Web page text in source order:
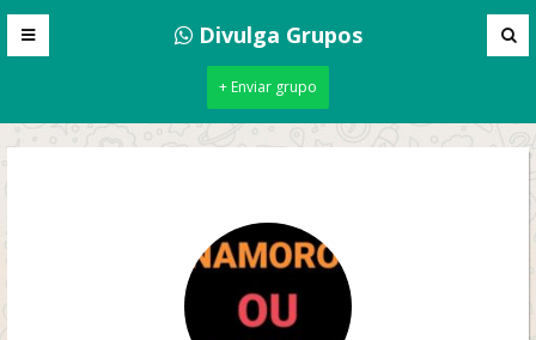
Divulga Grupos
+ Enviar grupo